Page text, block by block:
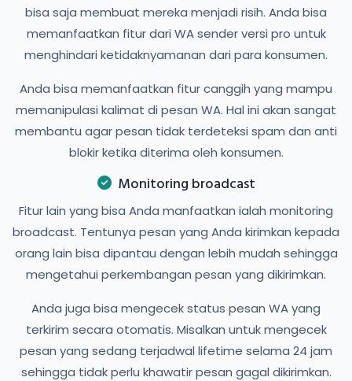
bisa saja membuat mereka menjadi risih. Anda bisa
memanfaatkan fitur dari WA sender versi pro untuk
menghindari ketidaknyamanan dari para konsumen.
Anda bisa memanfaatkan fitur canggih yang mampu
memanipulasi kalimat di pesan WA. Hal ini akan sangat
membantu agar pesan tidak terdeteksi spam dan anti
blokir ketika diterima oleh konsumen.
Monitoring broadcast
Fitur lain yang bisa Anda manfaatkan ialah monitoring
broadcast. Tentunya pesan yang Anda kirimkan kepada
orang lain bisa dipantau dengan lebih mudah sehingga
mengetahui perkembangan pesan yang dikirimkan.
Anda juga bisa mengecek status pesan WA yang
terkirim secara otomatis. Misalkan untuk mengecek
pesan yang sedang terjadwal lifetime selama 24 jam
sehingga tidak perlu khawatir pesan gagal dikirimkan.